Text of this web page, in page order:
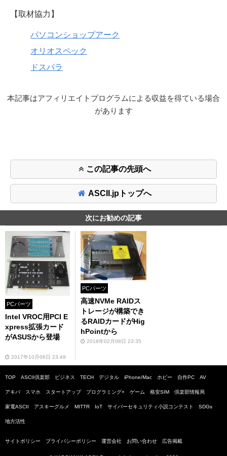
【取材協力】
パソコンショップアーク
オリオスペック
ドスパラ
本記事はアフィリエイトプログラムによる収益を得ている場合
があります
この記事の先頭へ
ASCII.jpトップへ
次にお勧めの記事
PCパーツ
Intel VROC用PCI E
xpress拡張カード
がASUSから登場
2017年10月06日 23:49
PCパーツ
高速NVMe RAIDス
トレージが構築でき
るRAIDカードがHig
hPointから
2018年02月08日 23:35
TOP ASCII倶楽部 ビジネス TECH デジタル iPhone/Mac ホビー 自作PC AV
アキバ スマホ スタートアップ プログラミング+ ゲーム 格安SIM 倶楽部情報局
家電ASCII アスキーグルメ MITTR IoT サイバーセキュリティ小説コンテスト SDGs
地方活性
サイトポリシー プライバシーポリシー 運営会社 お問い合わせ 広告掲載